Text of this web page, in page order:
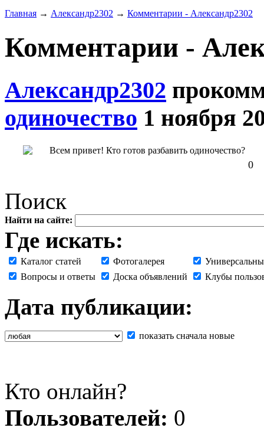
Главная → Александр2302 → Комментарии - Александр2302
Комментарии -
Александр2302
одиночество 1 ноября
Всем привет! Кто готов разбавить одиночество?
0
Поиск
Найти на сайте:
Где искать:
Каталог статей Фотогалерея
Вопросы и ответы
Доска объявлений Клубы
Дата публикации:
показать сначала новые
Кто онлайн?
Пользователей: 0